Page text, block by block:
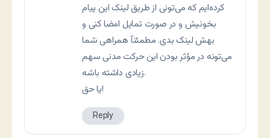
کرده‌ایم که می‌تونی از طریق لینک این پیام
بخونیش و در صورت تمایل امضا کنی و
بهش لینک بدی. مطمئنآ همراهی شما
می‌تونه در مؤثر بودن این حرکت مدنی سهم
زیادی داشته باشه.
یا حق!
Reply